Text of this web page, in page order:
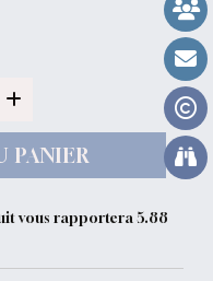
PANIER
vous rapportera5.88